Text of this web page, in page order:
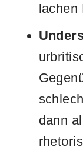
lachen
dann